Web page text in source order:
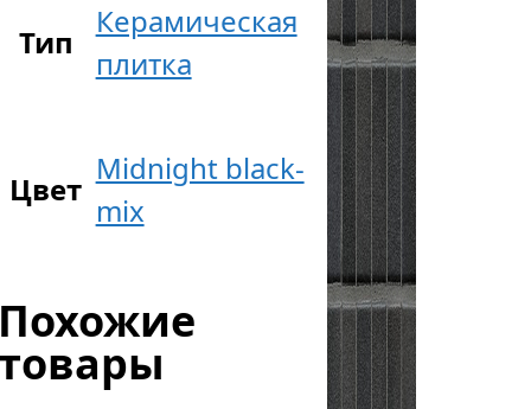
Тип
Керамическая
плитка
Цвет
Midnight black-
mix